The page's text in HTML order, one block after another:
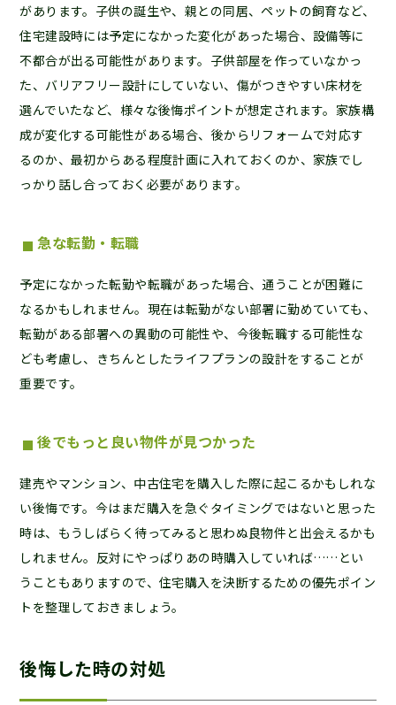
があります。子供の誕生や、親との同居、ペットの飼育など、
住宅建設時には予定になかった変化があった場合、設備等に
不都合が出る可能性があります。子供部屋を作っていなかっ
た、バリアフリー設計にしていない、傷がつきやすい床材を
選んでいたなど、様々な後悔ポイントが想定されます。家族構
成が変化する可能性がある場合、後からリフォームで対応す
るのか、最初からある程度計画に入れておくのか、家族でし
っかり話し合っておく必要があります。
急な転勤・転職
予定になかった転勤や転職があった場合、通うことが困難に
なるかもしれません。現在は転勤がない部署に勤めていても、
転勤がある部署への異動の可能性や、今後転職する可能性な
ども考慮し、きちんとしたライフプランの設計をすることが
重要です。
後でもっと良い物件が見つかった
建売やマンション、中古住宅を購入した際に起こるかもしれな
い後悔です。今はまだ購入を急ぐタイミングではないと思った
時は、もうしばらく待ってみると思わぬ良物件と出会えるかも
しれません。反対にやっぱりあの時購入していれば……とい
うこともありますので、住宅購入を決断するための優先ポイン
トを整理しておきましょう。
後悔した時の対処